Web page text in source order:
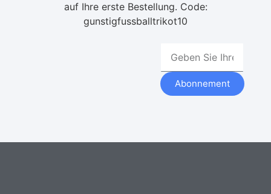
auf Ihre erste Bestellung. Code:
gunstigfussballtrikot10
Abonnement